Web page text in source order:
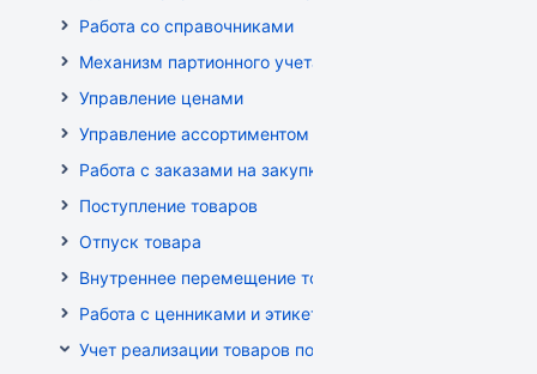
Работа со справочниками
Механизм партионного учета
Управление ценами
Управление ассортиментом магазинов
Работа с заказами на закупку
Поступление товаров
Отпуск товара
Внутреннее перемещение товаров
Работа с ценниками и этикетками
Учет реализации товаров по кассе